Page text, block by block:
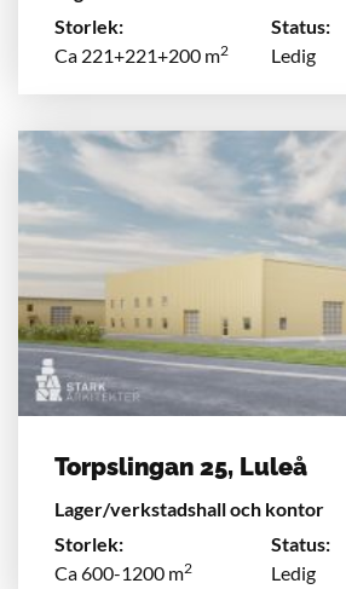
Storlek:
Status:
Ca 221+221+200 m2 Ledig
Torpslingan 25, Luleå
Lager/verkstadshall och kontor
Storlek:
Status:
Ca 600-1200 m2 Ledig